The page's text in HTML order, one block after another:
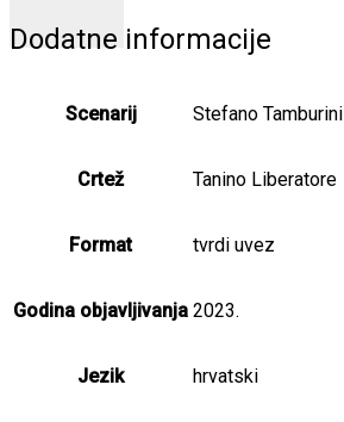
Dodatne informacije
Scenarij Stefano Tamburini
Crtež Tanino Liberatore
Format tvrdi uvez
Godina objavljivanja 2023.
Jezik hrvatski